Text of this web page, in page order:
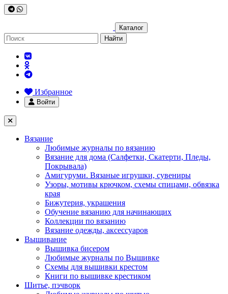
Каталог
Найти
Избранное
Войти
Вязание
Любимые журналы по вязанию
Вязание для дома (Салфетки, Скатерти, Пледы,
Покрывала)
Амигуруми. Вязаные игрушки, сувениры
Узоры, мотивы крючком, схемы спицами, обвязка
края
Бижутерия, украшения
Обучение вязанию для начинающих
Коллекции по вязанию
Вязание одежды, аксессуаров
Вышивание
Вышивка бисером
Любимые журналы по Вышивке
Схемы для вышивки крестом
Книги по вышивке крестиком
Шитье, пэчворк